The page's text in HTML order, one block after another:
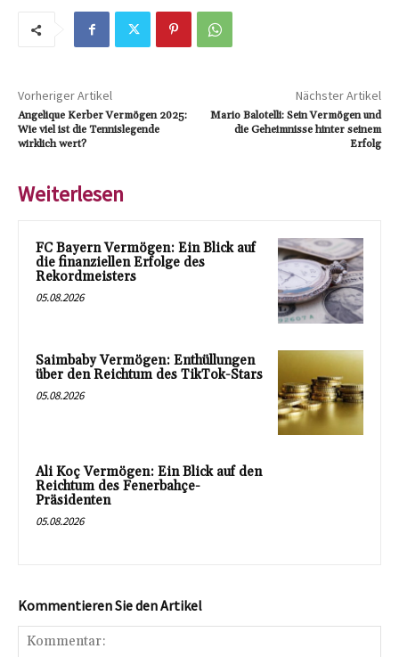
Vorheriger Artikel
Angelique Kerber Vermögen 2025:
Wie viel ist die Tennislegende
wirklich wert?
Nächster Artikel
Mario Balotelli: Sein Vermögen und
die Geheimnisse hinter seinem
Erfolg
Weiterlesen
FC Bayern Vermögen: Ein Blick auf
die finanziellen Erfolge des
Rekordmeisters
05.08.2026
Saimbaby Vermögen: Enthüllungen
über den Reichtum des TikTok-Stars
05.08.2026
Ali Koç Vermögen: Ein Blick auf den
Reichtum des Fenerbahçe-
Präsidenten
05.08.2026
Kommentieren Sie den Artikel